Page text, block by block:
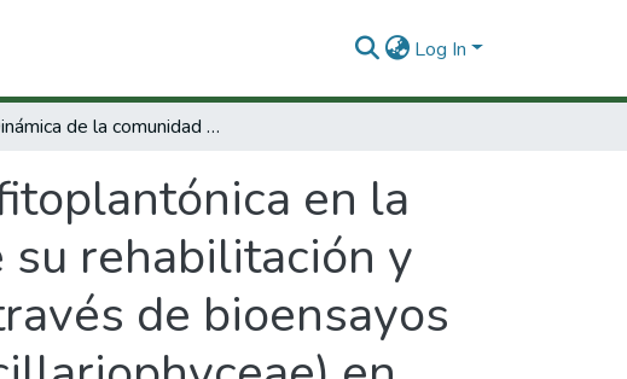
Log In
Dinámica de la comunidad fitoplantónica en la ciénaga grande de Santa Marta durante su rehabilitación y verificación parcial de esta dinámica, a través de bioensayos con Actinocyclus normanii Hustedt (Bacillariophyceae) en laboratorio
en la
su rehabilitación y
de bioensayos